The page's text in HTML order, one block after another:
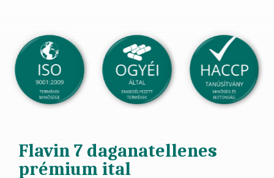
Flavin 7 daganatellenes
prémium ital